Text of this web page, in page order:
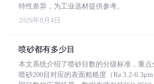
特性差异，为工业选材提供参考。
2026年8月4日
喷砂都有多少目
本文系统介绍了喷砂目数的分级标准，重点
喷砂200目对应的表面粗糙度（Ra 3.2-